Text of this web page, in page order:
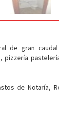
de gran
pizzería
de Notaría,